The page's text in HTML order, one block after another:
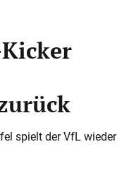
spielt der VfL wieder